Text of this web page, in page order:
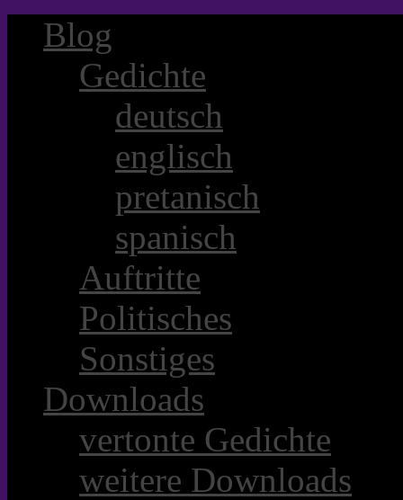
Blog
Gedichte
deutsch
englisch
pretanisch
spanisch
Auftritte
Politisches
Sonstiges
Downloads
vertonte Gedichte
weitere Downloads